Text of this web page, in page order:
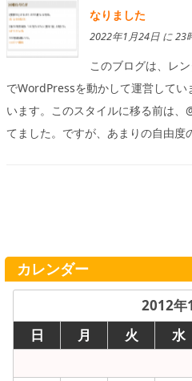
なりました
2022年1月24日 に 23
このブログは、レ
でWordPressを動かして運営してい
います。このスタイルに移る前は
てました。ですが、あまりの自由度
カレンダー
2012年
日
月 火 水